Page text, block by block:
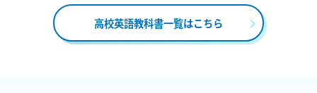
高校英語教科書一覧はこちら